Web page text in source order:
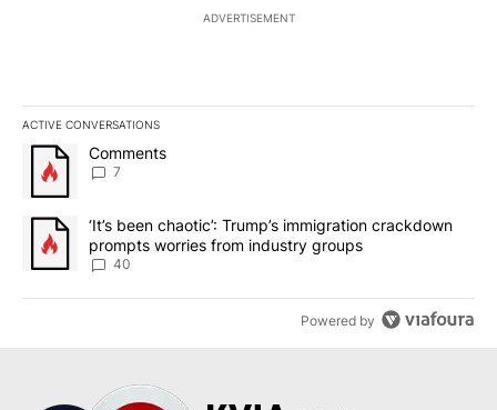
ADVERTISEMENT
ACTIVE CONVERSATIONS
The following is a list of the most commented articles in the last
A trending article titled "Comments" with 7 comments.
Comments
7
A trending article titled "‘It’s been chaotic’: Trump’s
‘It’s been chaotic’: Trump’s immigration crackdown
prompts worries from industry groups
40
Powered by